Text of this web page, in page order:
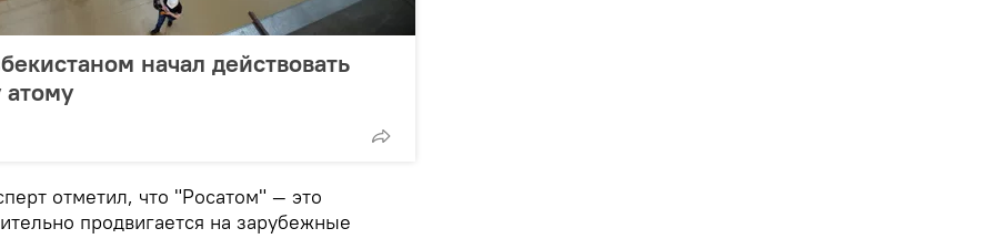
начал действовать
отметил, что "Росатом" — это
продвигается на зарубежные